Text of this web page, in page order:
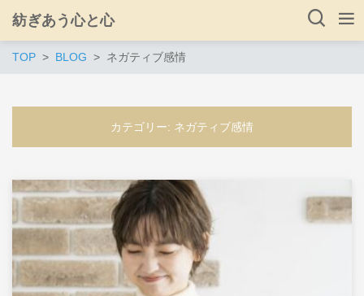
紡ぎあう心と心
TOP BLOG ネガティブ感情
カテゴリー: ネガティブ感情